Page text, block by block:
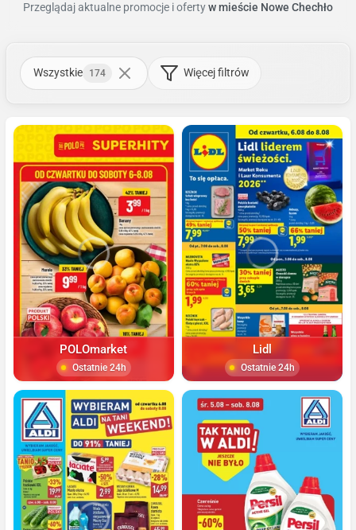
Przeglądaj aktualne promocje i ofertyw mieście Nowe Chechło
Wszystkie 174 Więcej filtrów
POLOmarket
Ostatnie 24h
Lidl
Ostatnie 24h